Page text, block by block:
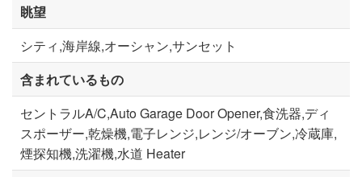
眺望
シティ,海岸線,オーシャン,サンセット
含まれているもの
セントラルA/C,Auto Garage Door Opener,食洗器,ディ
スポーザー,乾燥機,電子レンジ,レンジ/オーブン,冷蔵庫,
煙探知機,洗濯機,水道 Heater